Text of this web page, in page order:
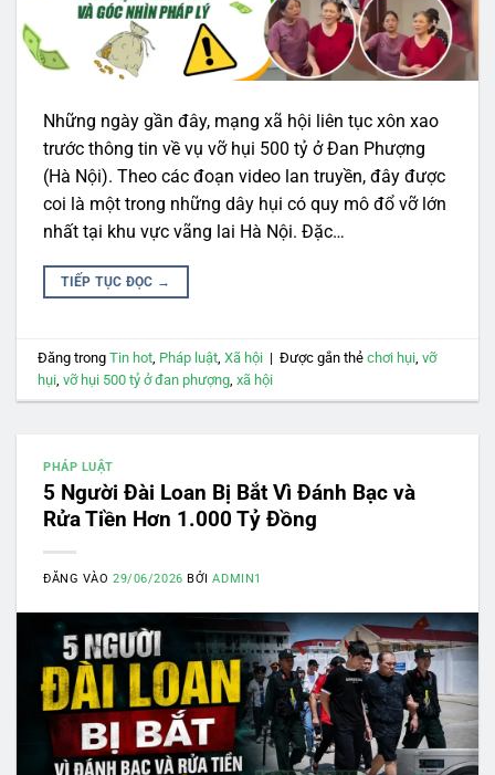
Những ngày gần đây, mạng xã hội liên tục xôn xao
trước thông tin về vụ vỡ hụi 500 tỷ ở Đan Phượng
(Hà Nội). Theo các đoạn video lan truyền, đây được
coi là một trong những dây hụi có quy mô đổ vỡ lớn
nhất tại khu vực vãng lai Hà Nội. Đặc…
TIẾP TỤC ĐỌC →
Đăng trongTin hot Pháp luật ,Xã hội | Được gắn thẻchơi hụi ,vỡ
hụi ,vỡ hụi 500 tỷ ở đan phượng ,xã hội
PHÁP LUẬT
5 Người Đài Loan Bị Bắt Vì Đánh Bạc và
Rửa Tiền Hơn 1.000 Tỷ Đồng
ĐĂNG VÀO29/06/2026 BỞIADMIN1